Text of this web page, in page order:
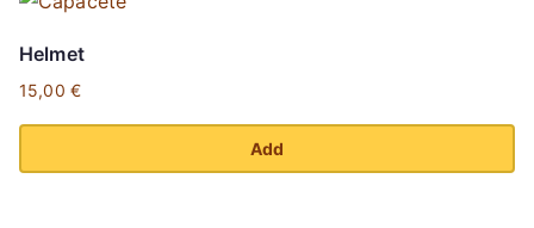
Helmet
15,00 €
Add